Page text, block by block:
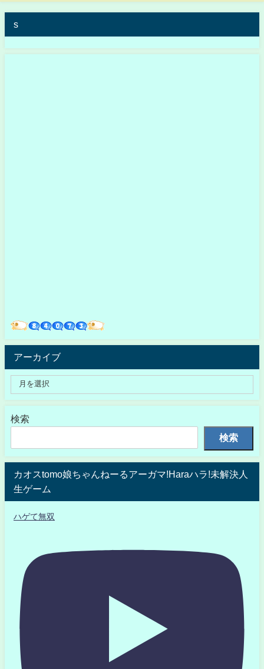
s
アーカイブ
検索
検索
カオスtomo娘ちゃんねーるアーガマ!Haraハラ!未解決人
生ゲーム
ハゲて無双